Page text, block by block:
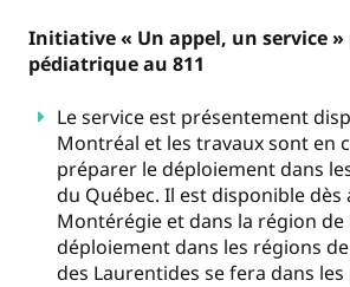
Initiative « Un appel, un service
pédiatrique au 811
Le service est présentement
Montréal et les travaux sont en
préparer le déploiement dans
du Québec. Il est disponible
Montérégie et dans la région de
déploiement dans les régions
des Laurentides se fera dans